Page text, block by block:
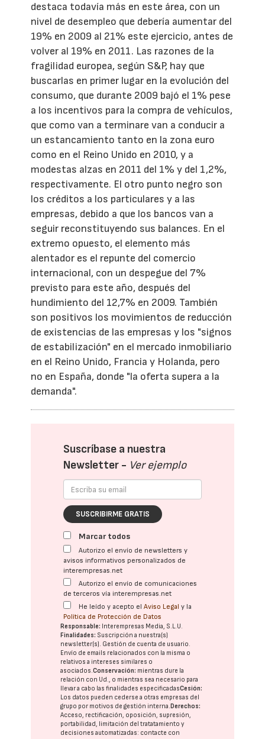
destaca todavía más en este área, con un
nivel de desempleo que debería aumentar del
19% en 2009 al 21% este ejercicio, antes de
volver al 19% en 2011. Las razones de la
fragilidad europea, según S&P, hay que
buscarlas en primer lugar en la evolución del
consumo, que durante 2009 bajó el 1% pese
a los incentivos para la compra de vehículos,
que como van a terminare van a conducir a
un estancamiento tanto en la zona euro
como en el Reino Unido en 2010, y a
modestas alzas en 2011 del 1% y del 1,2%,
respectivamente. El otro punto negro son
los créditos a los particulares y a las
empresas, debido a que los bancos van a
seguir reconstituyendo sus balances. En el
extremo opuesto, el elemento más
alentador es el repunte del comercio
internacional, con un despegue del 7%
previsto para este año, después del
hundimiento del 12,7% en 2009. También
son positivos los movimientos de reducción
de existencias de las empresas y los "signos
de estabilización" en el mercado inmobiliario
en el Reino Unido, Francia y Holanda, pero
no en España, donde "la oferta supera a la
demanda".
Suscríbase a nuestra
Newsletter - Ver ejemplo
SUSCRIBIRME GRATIS
Marcar todos
Autorizo el envío de newsletters y
avisos informativos personalizados de
interempresas.net
Autorizo el envío de comunicaciones
de terceros vía interempresas.net
He leído y acepto elAviso Legal y la
Política de Protección de Datos
Responsable: Interempresas Media, S.L.U.
Finalidades: Suscripción a nuestra(s)
newsletter(s). Gestión de cuenta de usuario.
Envío de emails relacionados con la misma o
relativos a intereses similares o
asociados.Conservación: mientras dure la
relación con Ud., o mientras sea necesario para
llevar a cabo las finalidades especificadasCesión:
Los datos pueden cederse a otras empresas del
grupo por motivos de gestión interna. Derechos:
Acceso, rectificación, oposición, supresión,
portabilidad, limitación del tratatamiento y
decisiones automatizadas: contacte con